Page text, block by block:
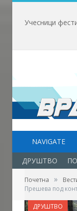
NAVIGATE
ДРУШТВО
Почетна »
Прешева под
ДРУШТВО